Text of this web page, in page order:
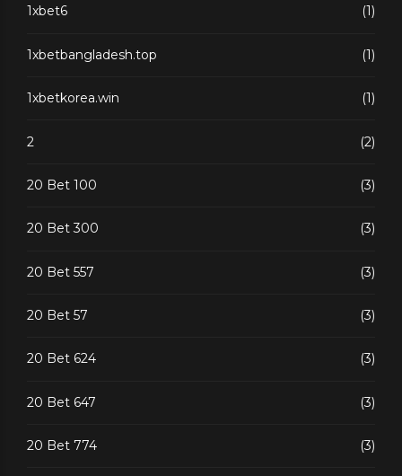
1xbet6 (1)
1xbetbangladesh.top (1)
1xbetkorea.win (1)
2 (2)
20 Bet 100 (3)
20 Bet 300 (3)
20 Bet 557 (3)
20 Bet 57 (3)
20 Bet 624 (3)
20 Bet 647 (3)
20 Bet 774 (3)